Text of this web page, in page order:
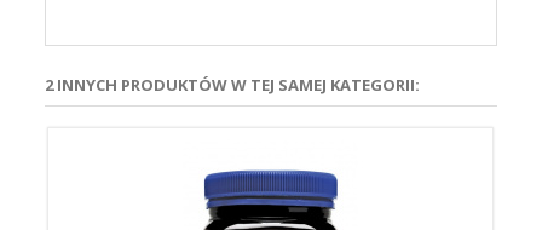
2 INNYCH PRODUKTÓW W TEJ SAMEJ KATEGORII: